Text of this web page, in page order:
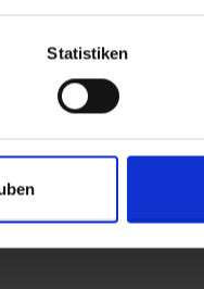
Statistiken
Klicken Sie hier,
Daten an Google
Sie in